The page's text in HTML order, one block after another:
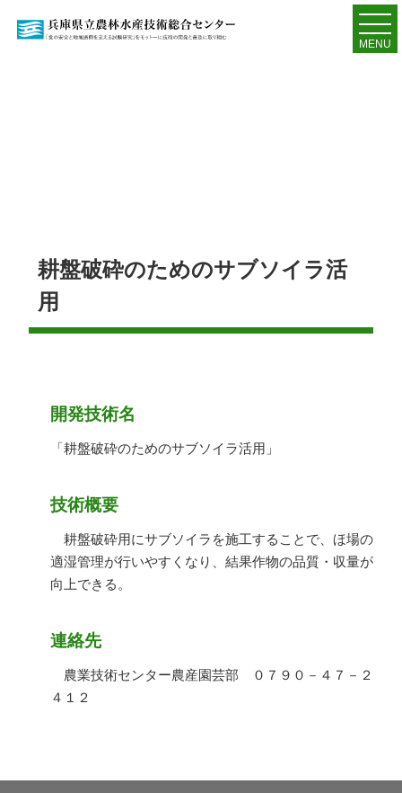
MENU
耕盤破砕のためのサブソイラ活
用
開発技術名
「耕盤破砕のためのサブソイラ活用」
技術概要
耕盤破砕用にサブソイラを施工することで、ほ場の
適湿管理が行いやすくなり、結果作物の品質・収量が
向上できる。
連絡先
農業技術センター農産園芸部 ０７９０－４７－２
４１２